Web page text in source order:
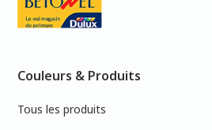
Couleurs & Produits
Tous les produits